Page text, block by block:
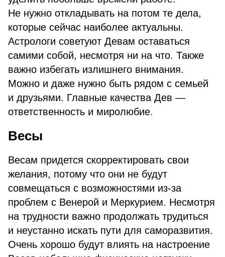
Не нужно откладывать на потом те дела,
которые сейчас наиболее актуальны.
Астрологи советуют Девам оставаться
самими собой, несмотря ни на что. Также
важно избегать излишнего внимания.
Можно и даже нужно быть рядом с семьей
и друзьями. Главные качества Дев —
ответственность и миролюбие.
Весы
Весам придется скорректировать свои
желания, потому что они не будут
совмещаться с возможностями из-за
проблем с Венерой и Меркурием. Несмотря
на трудности важно продолжать трудиться
и неустанно искать пути для саморазвития.
Очень хорошо будут влиять на настроение